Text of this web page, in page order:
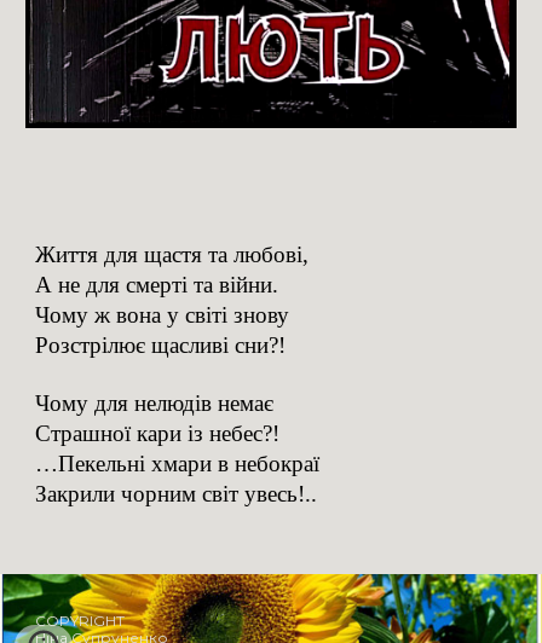
Життя для щастя та любові,
А не для смерті та війни.
Чому ж вона у світі знову
Розстрілює щасливі сни?!
Чому для нелюдів немає
Страшної кари із небес?!
…Пекельні хмари в небокраї
Закрили чорним світ увесь!..
COPYRIGHT
Ніна Супруненко